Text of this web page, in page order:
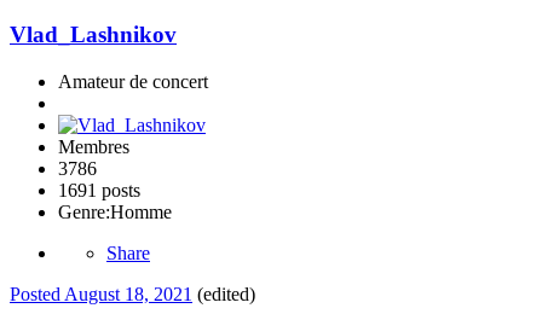
Vlad_Lashnikov
Amateur de concert
Membres
3786
1691 posts
Genre:Homme
Share
Posted August 18, 2021 (edited)